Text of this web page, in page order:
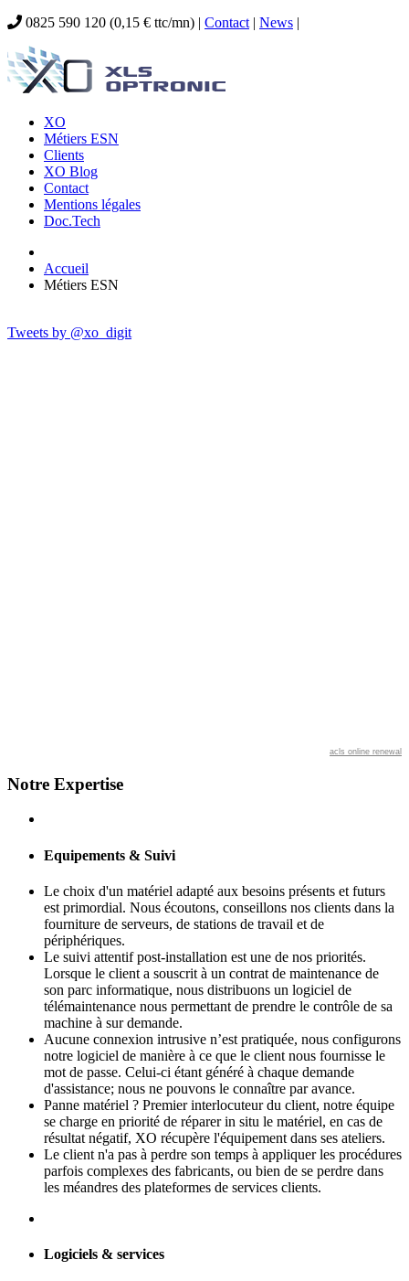
0825 590 120 (0,15 € ttc/mn) | Contact | News |
XO
Métiers ESN
Clients
XO Blog
Contact
Mentions légales
Doc.Tech
Accueil
Métiers ESN
Tweets by @xo_digit
acls online renewal
Notre Expertise
Equipements & Suivi
Le choix d'un matériel adapté aux besoins présents et futurs
est primordial. Nous écoutons, conseillons nos clients dans la
fourniture de serveurs, de stations de travail et de
périphériques.
Le suivi attentif post-installation est une de nos priorités.
Lorsque le client a souscrit à un contrat de maintenance de
son parc informatique, nous distribuons un logiciel de
télémaintenance nous permettant de prendre le contrôle de sa
machine à sur demande.
Aucune connexion intrusive n’est pratiquée, nous configurons
notre logiciel de manière à ce que le client nous fournisse le
mot de passe. Celui-ci étant généré à chaque demande
d'assistance; nous ne pouvons le connaître par avance.
Panne matériel ? Premier interlocuteur du client, notre équipe
se charge en priorité de réparer in situ le matériel, en cas de
résultat négatif, XO récupère l'équipement dans ses ateliers.
Le client n'a pas à perdre son temps à appliquer les procédures
parfois complexes des fabricants, ou bien de se perdre dans
les méandres des plateformes de services clients.
Logiciels & services